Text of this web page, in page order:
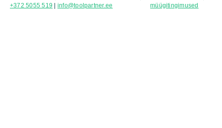
+372 5055 519 | info@toolpartner.ee
müügitingimused